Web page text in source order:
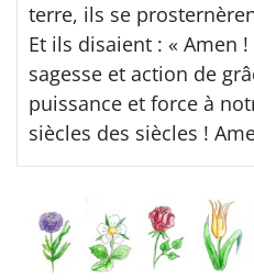
terre, ils se
Et ils disaient : « Amen
sagesse et action de
puissance et force à
siècles des siècles !